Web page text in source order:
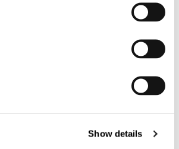
Show details